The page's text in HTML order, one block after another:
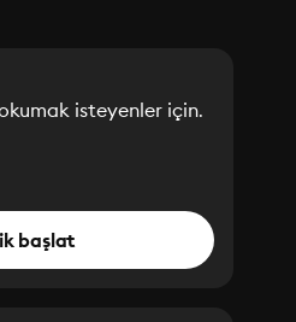
okumak isteyenler için.
başlat